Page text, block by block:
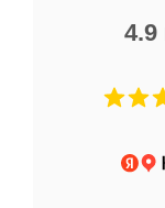
4.9
Не
и дают